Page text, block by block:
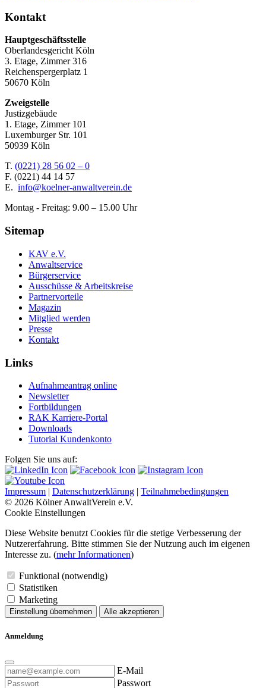
Kontakt
Hauptgeschäftsstelle
Oberlandesgericht Köln
3. Etage, Zimmer 316
Reichenspergerplatz 1
50670 Köln
Zweigstelle
Justizgebäude
1. Etage, Zimmer 101
Luxemburger Str. 101
50939 Köln
T. (0221) 28 56 02 – 0
F. (0221) 44 14 57
E. info@koelner-anwaltverein.de
Montag - Freitag: 9.00 – 15.00 Uhr
Sitemap
KAV e.V.
Anwaltservice
Bürgerservice
Ausschüsse & Arbeitskreise
Partnervorteile
Magazin
Mitglied werden
Presse
Kontakt
Links
Aufnahmeantrag online
Newsletter
Fortbildungen
RAK Karriere-Portal
Downloads
Tutorial Kundenkonto
Folgen Sie uns auf:
Impressum | Datenschutzerklärung | Teilnahmebedingungen
© 2026 Kölner AnwaltVerein e.V.
Cookie Einstellungen
Diese Website benutzt Cookies für die stetige Verbesserung der
Nutzererfahrung. Bitte stimmen Sie der Nutzung auch im eigenen
Interesse zu. (mehr Informationen)
Funktional (notwendig)
Statistiken
Marketing
Einstellung übernehmen Alle akzeptieren
Anmeldung
E-Mail
Passwort